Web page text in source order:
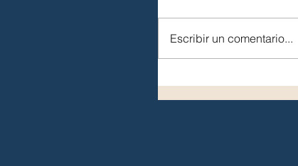
Escribir un comentario...